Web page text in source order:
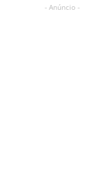
- Anúncio -